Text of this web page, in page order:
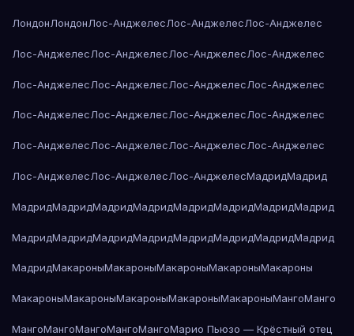
ЛондонЛондонЛос-АнджелесЛос-АнджелесЛос-Анджелес
Лос-АнджелесЛос-АнджелесЛос-АнджелесЛос-Анджелес
Лос-АнджелесЛос-АнджелесЛос-АнджелесЛос-Анджелес
Лос-АнджелесЛос-АнджелесЛос-АнджелесЛос-Анджелес
Лос-АнджелесЛос-АнджелесЛос-АнджелесЛос-Анджелес
Лос-АнджелесЛос-АнджелесЛос-АнджелесМадридМадрид
МадридМадридМадридМадридМадридМадридМадридМадрид
МадридМадридМадридМадридМадридМадридМадридМадрид
МадридМакароныМакароныМакароныМакароныМакароны
МакароныМакароныМакароныМакароныМакароныМангоМанго
МангоМангоМангоМангоМангоМарио Пьюзо — Крёстный отец